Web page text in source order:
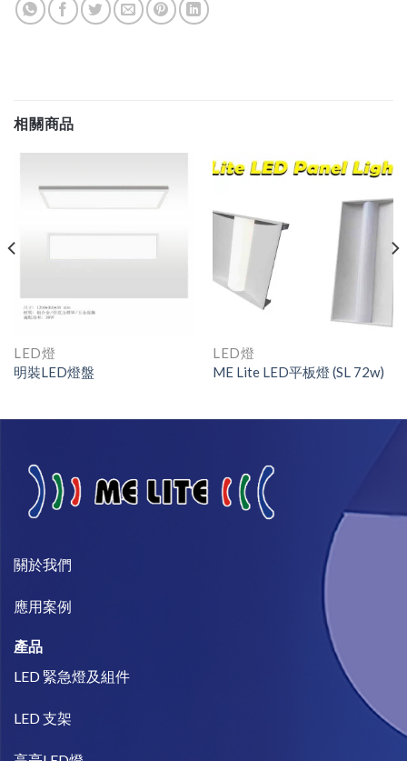
相關商品
LED燈
明裝LED燈盤
LED燈
ME Lite LED平板燈 (SL 72w)
關於我們​
​應用案例
產品
LED 緊急燈及組件
LED 支架